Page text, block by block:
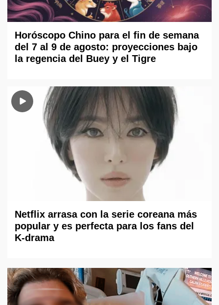
Horóscopo Chino para el fin de semana
del 7 al 9 de agosto: proyecciones bajo
la regencia del Buey y el Tigre
Netflix arrasa con la serie coreana más
popular y es perfecta para los fans del
K-drama